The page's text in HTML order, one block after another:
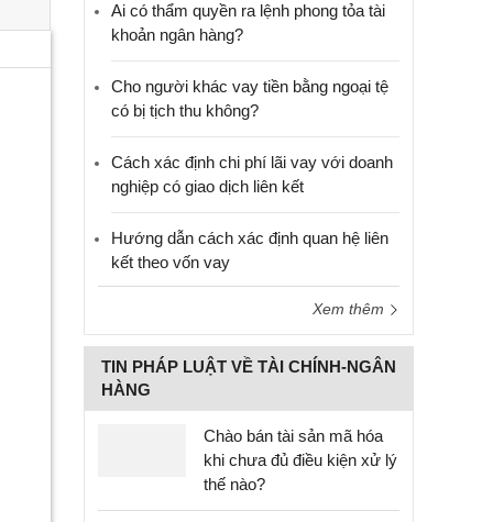
Ai có thẩm quyền ra lệnh phong tỏa tài
khoản ngân hàng?
Cho người khác vay tiền bằng ngoại tệ
có bị tịch thu không?
Cách xác định chi phí lãi vay với doanh
nghiệp có giao dịch liên kết
Hướng dẫn cách xác định quan hệ liên
kết theo vốn vay
Xem thêm
TIN PHÁP LUẬT VỀ TÀI CHÍNH-NGÂN
HÀNG
Chào bán tài sản mã hóa
khi chưa đủ điều kiện xử lý
thế nào?